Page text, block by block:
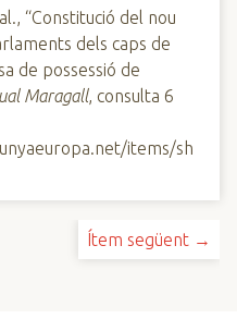
“Constitució del nou
dels caps de
de possessió de
Maragall, consulta 6
items/sh
Ítem següent →